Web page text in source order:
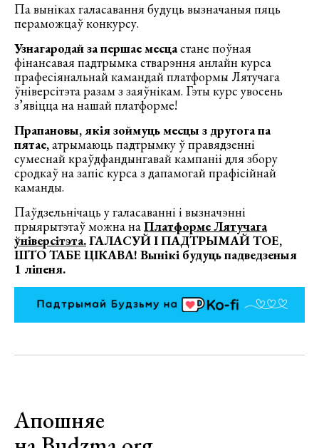
Па выніках галасавання будуць вызначаныя пяць
пераможцаў конкурсу.
Узнагародай за першае месцастане поўная
фінансавая падтрымка стварэння анлайн курса
прафесіянальнай камандай платформы Лятучага
ўніверсітэта разам з заяўнікам. Гэты курс увосень
з’явіцца на нашай платформе!
Прапановы, якія зоймуць месцы з другога па
пятае,атрымаюць падтрымку ў правядзенні
сумеснай краўдфандынгавай кампаніі для збору
сродкаў на запіс курса з дапамогай прафісійнай
каманды.
Паўдзельнічаць у галасаванні і вызначэнні
прыярытэтаў можна наПлатформе Лятучага
ўніверсітэта.ГАЛАСУЙ І ПАДТРЫМАЙ ТОЕ,
ШТО ТАБЕ ЦІКАВА! Вынікі будуць падведзеныя
1 ліпеня.
Апошняе